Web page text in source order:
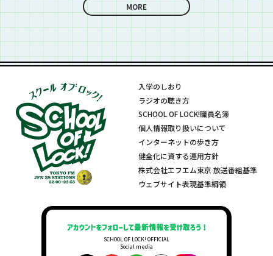
リストNo.5』の授
業！
MORE
入学のしおり
ラジオの聴き方
SCHOOL OF LOCK!職員名簿
個人情報取り扱いについて
インターネットの歩き方
健全化に資する運用方針
株式会社エフエム東京 放送番組基準
ウェブサイト表現基準綱領
SCHOOL OF LOCK! OFFICIAL
Social media